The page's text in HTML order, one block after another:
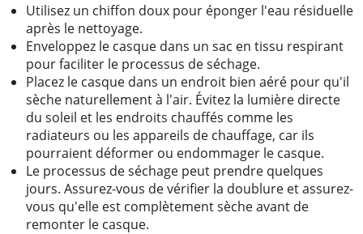
Utilisez un chiffon doux pour éponger l'eau résiduelle
après le nettoyage.
Enveloppez le casque dans un sac en tissu respirant
pour faciliter le processus de séchage.
Placez le casque dans un endroit bien aéré pour qu'il
sèche naturellement à l'air. Évitez la lumière directe
du soleil et les endroits chauffés comme les
radiateurs ou les appareils de chauffage, car ils
pourraient déformer ou endommager le casque.
Le processus de séchage peut prendre quelques
jours. Assurez-vous de vérifier la doublure et assurez-
vous qu'elle est complètement sèche avant de
remonter le casque.